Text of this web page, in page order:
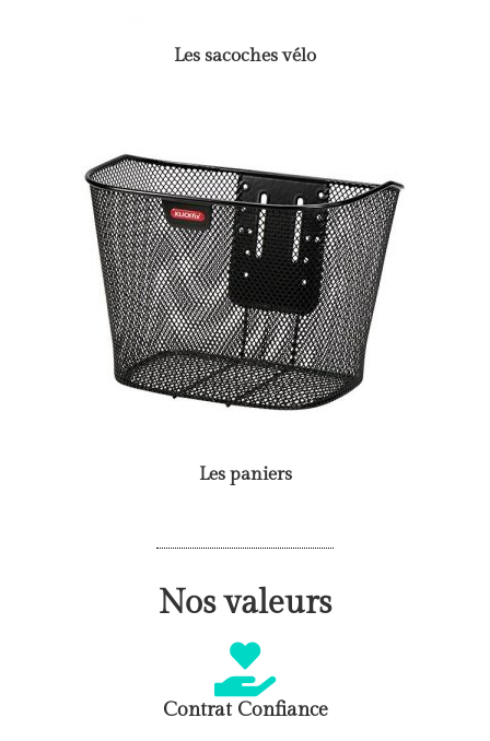
Les sacoches vélo
Les paniers
Nos valeurs
Contrat Confiance